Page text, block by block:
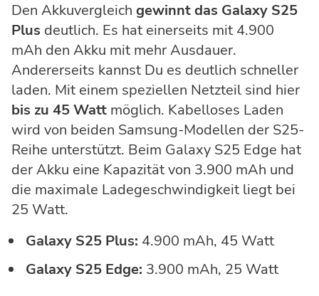
Den Akkuvergleich gewinnt das Galaxy S25
Plus deutlich. Es hat einerseits mit 4.900
mAh den Akku mit mehr Ausdauer.
Andererseits kannst Du es deutlich schneller
laden. Mit einem speziellen Netzteil sind hier
bis zu 45 Watt möglich. Kabelloses Laden
wird von beiden Samsung-Modellen der S25-
Reihe unterstützt. Beim Galaxy S25 Edge hat
der Akku eine Kapazität von 3.900 mAh und
die maximale Ladegeschwindigkeit liegt bei
25 Watt.
Galaxy S25 Plus: 4.900 mAh, 45 Watt
Galaxy S25 Edge: 3.900 mAh, 25 Watt